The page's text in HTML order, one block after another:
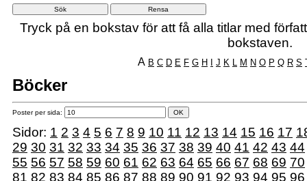
Tryck på en bokstav för att få alla titlar med
bokstaven.
A B C D E F G H I J K L M N O P Q R S
Böcker
Poster per sida:
Sidor: 1 2 3 4 5 6 7 8 9 10 11 12 13 14 15 16 17
29 30 31 32 33 34 35 36 37 38 39 40 41 42 43 44
55 56 57 58 59 60 61 62 63 64 65 66 67 68 69 70
81 82 83 84 85 86 87 88 89 90 91 92 93 94 95 96